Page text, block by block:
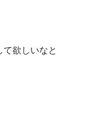
て欲しいなと